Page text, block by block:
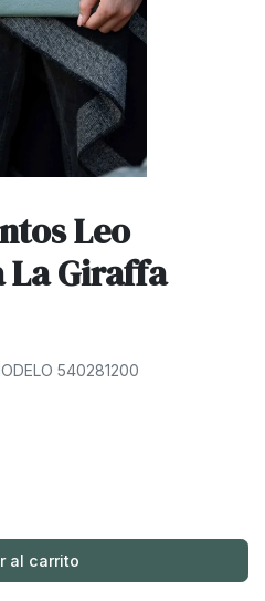
Leo
La Giraffa
540281200
al carrito